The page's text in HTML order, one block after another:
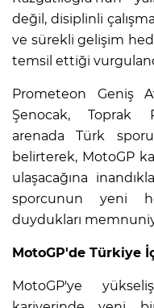
değil, disiplinli
ve sürekli gelişim
temsil ettiği
Prometeon Geniş
Şenocak, Toprak
arenada Türk
belirterek, MotoGP
ulaşacağına
sporcunun yeni
duydukları
MotoGP'de Türkiye
MotoGP'ye